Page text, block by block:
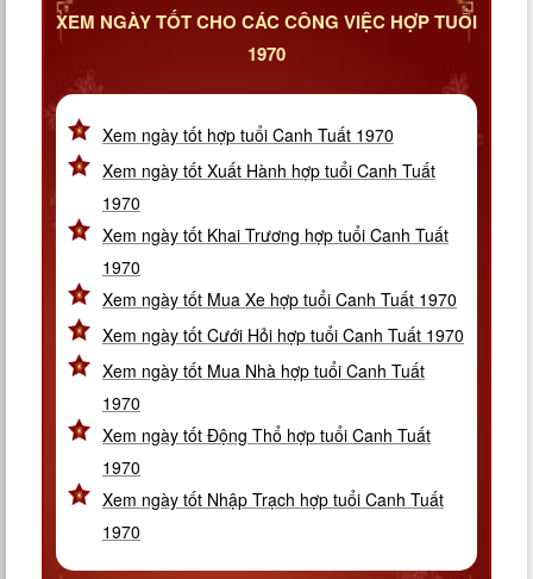
XEM NGÀY TỐT CHO CÁC CÔNG VIỆC HỢP TUỔI
1970
Xem ngày tốt hợp tuổi Canh Tuất 1970
Xem ngày tốt Xuất Hành hợp tuổi Canh Tuất
1970
Xem ngày tốt Khai Trương hợp tuổi Canh Tuất
1970
Xem ngày tốt Mua Xe hợp tuổi Canh Tuất 1970
Xem ngày tốt Cưới Hỏi hợp tuổi Canh Tuất 1970
Xem ngày tốt Mua Nhà hợp tuổi Canh Tuất
1970
Xem ngày tốt Động Thổ hợp tuổi Canh Tuất
1970
Xem ngày tốt Nhập Trạch hợp tuổi Canh Tuất
1970